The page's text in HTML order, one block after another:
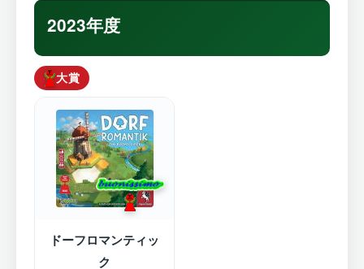
2023年度
大賞
ドーフロマンティッ
ク